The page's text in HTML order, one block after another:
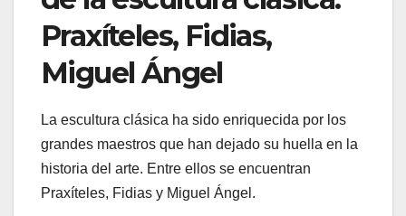
Praxíteles, Fidias,
Miguel Ángel
La escultura clásica ha sido enriquecida por los
grandes maestros que han dejado su huella en la
historia del arte. Entre ellos se encuentran
Praxíteles, Fidias y Miguel Ángel.